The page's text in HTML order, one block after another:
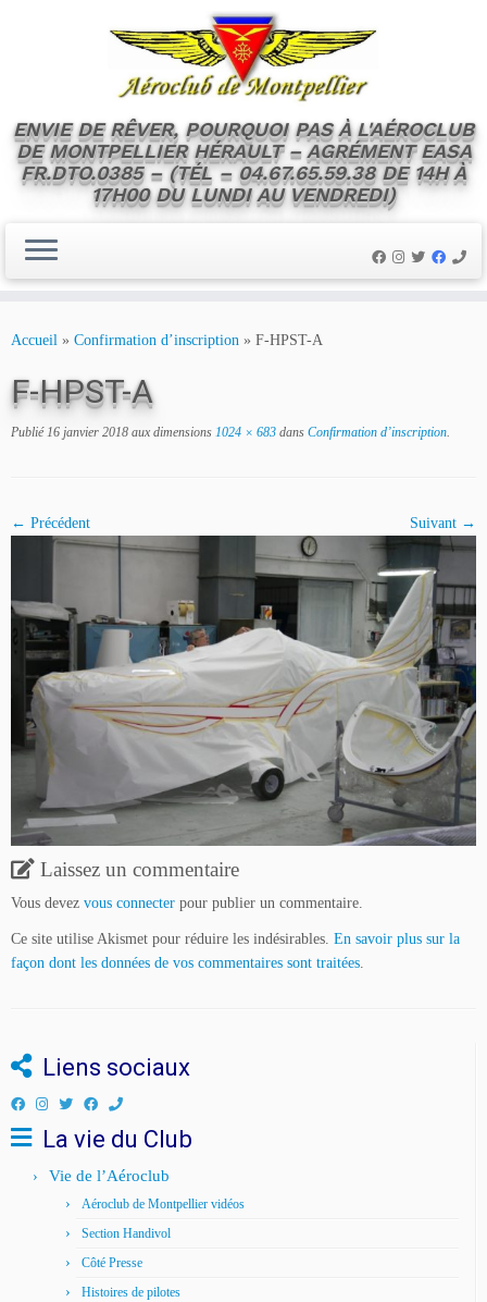
ENVIE DE RÊVER, POURQUOI PAS À L'AÉROCLUB
DE MONTPELLIER HÉRAULT – AGRÉMENT EASA
FR.DTO.0385 – (TÉL – 04.67.65.59.38 DE 14H À
17H00 DU LUNDI AU VENDREDI)
Accueil » Confirmation d’inscription » F-HPST-A
F-HPST-A
Publié 16 janvier 2018 aux dimensions 1024 × 683 dans Confirmation d’inscription.
← Précédent Suivant →
Laissez un commentaire
Vous devez vous connecter pour publier un commentaire.
Ce site utilise Akismet pour réduire les indésirables. En savoir plus sur la
façon dont les données de vos commentaires sont traitées.
Liens sociaux
La vie du Club
Vie de l’Aéroclub
Aéroclub de Montpellier vidéos
Section Handivol
Côté Presse
Histoires de pilotes